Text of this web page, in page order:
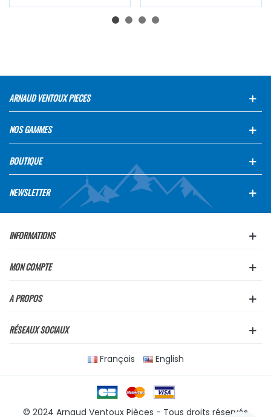
ARNAUD VENTOUX PIECES
NOS GAMMES
BOUTIQUE
NEWSLETTER
INFORMATIONS
MON COMPTE
A PROPOS
RÉSEAUX SOCIAUX
Français English
© 2024 Arnaud Ventoux Pièces - Tous droits réservés